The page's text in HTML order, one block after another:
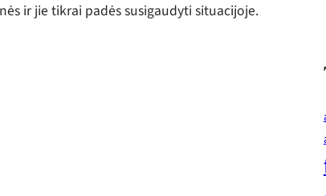
ir jie tikrai padės susigaudyti situacijoje.